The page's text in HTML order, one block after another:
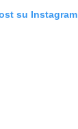
su Instagram